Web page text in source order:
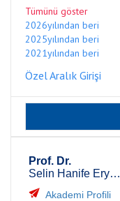
Tümünü göster
2026yılından beri
2025yılından beri
2021yılından beri
Özel Aralık Girişi
Prof. Dr.
Selin Hanife Eryürük
Akademi Profili